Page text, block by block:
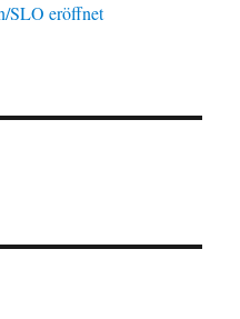
SLO eröffnet